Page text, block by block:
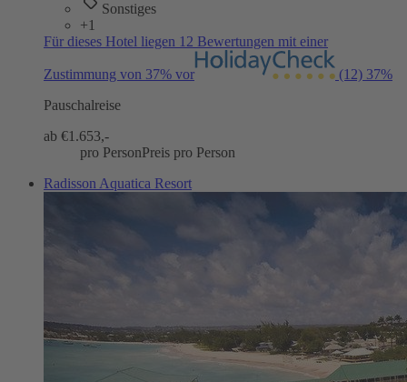
Sonstiges
+1
Für dieses Hotel liegen 12 Bewertungen mit einer
Zustimmung von 37% vor (12) 37%
Pauschalreise
ab €1.653,-
pro PersonPreis pro Person
Radisson Aquatica Resort